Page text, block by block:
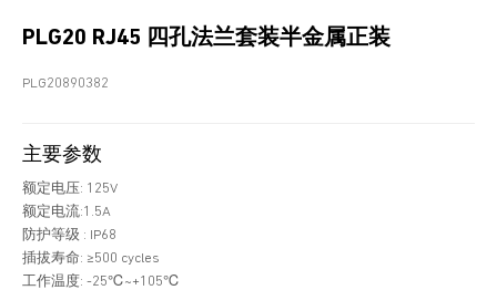
PLG20 RJ45 四孔法兰套装半金属正装
PLG20890382
主要参数
额定电压: 125V
额定电流:1.5A
防护等级 : IP68
插拔寿命: ≥500 cycles
工作温度: -25℃~+105℃